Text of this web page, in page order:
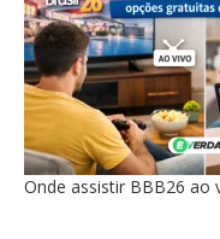
Onde assistir BBB26 ao